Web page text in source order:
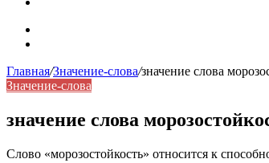
Главная/Значение-слова/значение слова
Значение-слова
значение слова
Слово «морозостойкость» относится к